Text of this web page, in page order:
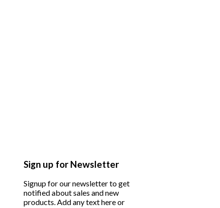
Sign up for Newsletter
Signup for our newsletter to get
notified about sales and new
products. Add any text here or